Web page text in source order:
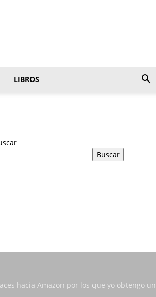
LIBROS
Buscar
hacia Amazon por los que yo obtengo un